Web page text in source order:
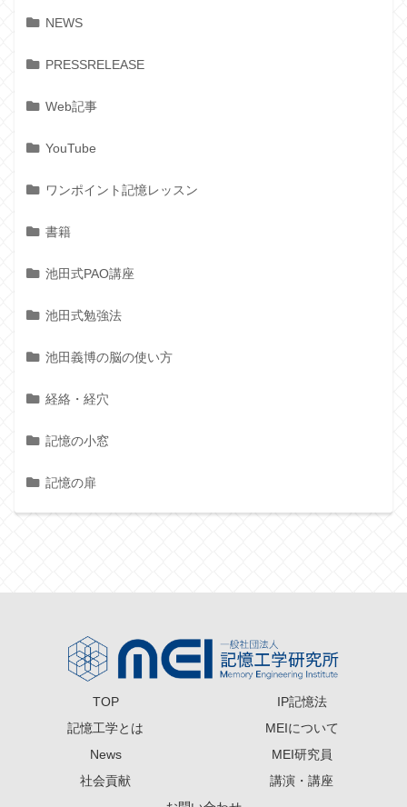
NEWS
PRESSRELEASE
Web記事
YouTube
ワンポイント記憶レッスン
書籍
池田式PAO講座
池田式勉強法
池田義博の脳の使い方
経絡・経穴
記憶の小窓
記憶の扉
TOP
IP記憶法
記憶工学とは
MEIについて
News
MEI研究員
社会貢献
講演・講座